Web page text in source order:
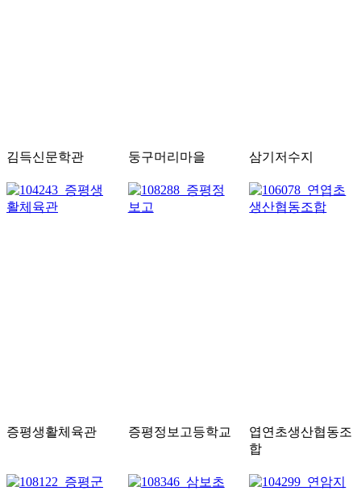
김득신문학관 둥구머리마을 삼기저수지
증평생활체육관 증평정보고등학교
엽연초생산협동조
합